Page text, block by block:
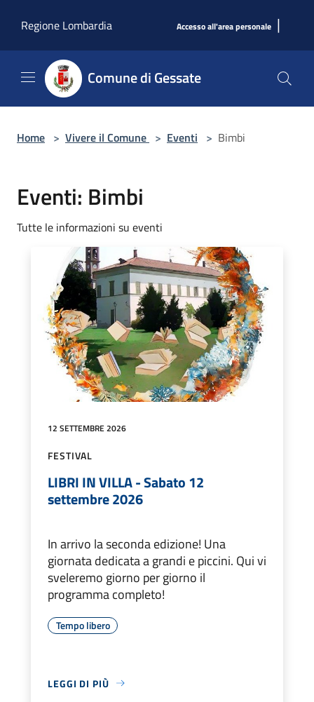
Regione Lombardia
Accesso all'area personale |
Comune di Gessate
Home > Vivere il Comune > Eventi > Bimbi
Eventi: Bimbi
Tutte le informazioni su eventi
12 SETTEMBRE 2026
FESTIVAL
LIBRI IN VILLA - Sabato 12
settembre 2026
In arrivo la seconda edizione! Una
giornata dedicata a grandi e piccini. Qui vi
sveleremo giorno per giorno il
programma completo!
Tempo libero
LEGGI DI PIÙ